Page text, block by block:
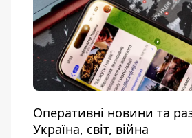
Оперативні новини та
Україна, світ, війна